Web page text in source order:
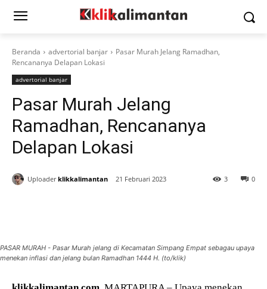
Beranda advertorial banjar
Pasar Murah Jelang Ramadhan,
Rencananya Delapan Lokasi
advertorial banjar
Pasar Murah Jelang
Ramadhan, Rencananya
Delapan Lokasi
Uploader klikkalimantan 21 Februari 2023 0
3
PASAR MURAH - Pasar Murah jelang di Kecamatan Simpang Empat sebagau upaya
menekan inflasi dan jelang bulan Ramadhan 1444 H. (to/klik)